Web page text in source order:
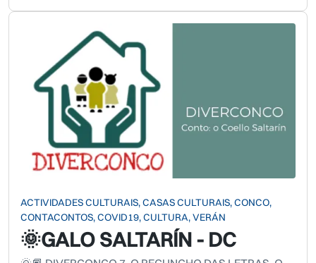
ACTIVIDADES CULTURAIS, CASAS CULTURAIS, CONCO,
CONTACONTOS, COVID19, CULTURA, VERÁN
🌞GALO SALTARÍN - DC